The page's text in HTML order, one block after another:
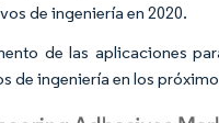
de ingeniería en 2020.
de las aplicaciones
de ingeniería en los